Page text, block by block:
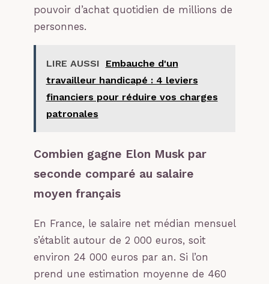
pouvoir d’achat quotidien de millions de
personnes.
LIRE AUSSI
Embauche d'un
travailleur handicapé : 4 leviers
financiers pour réduire vos charges
patronales
Combien gagne Elon Musk par
seconde comparé au salaire
moyen français
En France, le salaire net médian mensuel
s’établit autour de 2 000 euros, soit
environ 24 000 euros par an. Si l’on
prend une estimation moyenne de 460